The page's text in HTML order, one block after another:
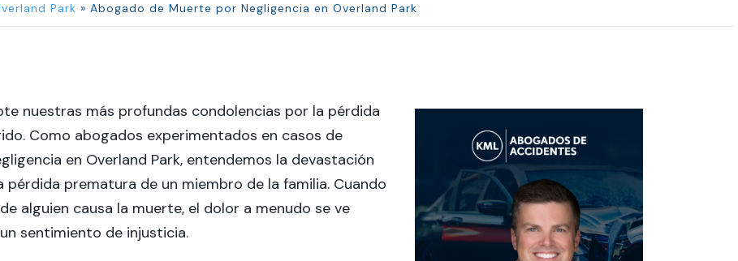
Park » Abogado de Muerte por Negligencia en Overland Park
nuestras más profundas condolencias por la pérdida
Como abogados experimentados en casos de
en Overland Park, entendemos la devastación
pérdida prematura de un miembro de la familia. Cuando
alguien causa la muerte, el dolor a menudo se ve
sentimiento de injusticia.